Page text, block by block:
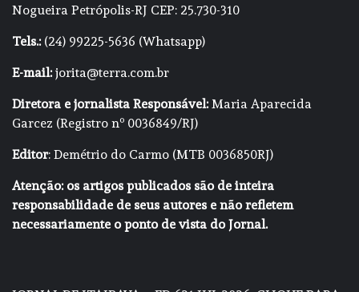
Nogueira Petrópolis-RJ CEP: 25.730-310
Tels.:(24) 99225-5636 (Whatsapp)
E-mail:jorita@terra.com.br
Diretora e jornalista Responsável:Maria Aparecida
Garcez (Registro nº 0036849/RJ)
Editor: Demétrio do Carmo (MTB 0036850RJ)
Atenção: os artigos publicados são de inteira
responsabilidade de seus autores e não refletem
necessariamente o ponto de vista do Jornal.